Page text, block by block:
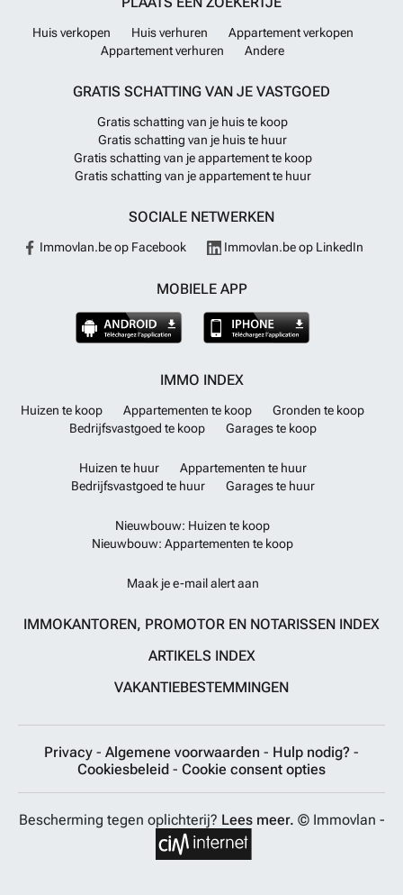
Huis verkopen Huis verhuren
Appartement verkopen
Appartement verhuren
Andere
GRATIS SCHATTING VAN JE VASTGOED
Gratis schatting van je huis te koop
Gratis schatting van je huis te huur
Gratis schatting van je appartement te koop
Gratis schatting van je appartement te huur
SOCIALE NETWERKEN
Immovlan.be op Facebook Immovlan.be op LinkedIn
MOBIELE APP
IMMO INDEX
Huizen te koop Appartementen te koop
Gronden te koop
Bedrijfsvastgoed te koop
Garages te koop
Huizen te huur
Appartementen te huur
Bedrijfsvastgoed te huur
Garages te huur
Nieuwbouw: Huizen te koop
Nieuwbouw: Appartementen te koop
Maak je e-mail alert aan
IMMOKANTOREN, PROMOTOR EN NOTARISSEN INDEX
ARTIKELS INDEX
VAKANTIEBESTEMMINGEN
Privacy - Algemene voorwaarden - Hulp nodig? -
Cookiesbeleid - Cookie consent opties
Bescherming tegen oplichterij? Lees meer. © Immovlan -